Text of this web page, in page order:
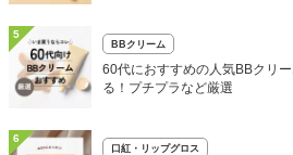
5
BBクリーム
60代におすすめの人気BBクリ
る！プチプラなど厳選
6
口紅・リップグロス